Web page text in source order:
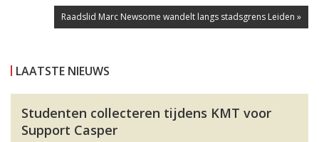
Raadslid Marc Newsome wandelt langs stadsgrens Leiden »
LAATSTE NIEUWS
Studenten collecteren tijdens KMT voor
Support Casper